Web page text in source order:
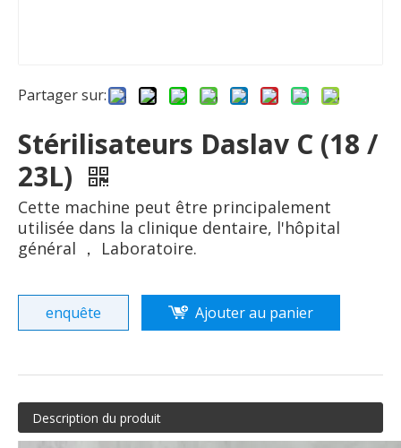
Partager sur:
Stérilisateurs Daslav C (18 /
23L)
Cette machine peut être principalement
utilisée dans la clinique dentaire, l'hôpital
général ， Laboratoire.
enquête Ajouter au panier
Description du produit